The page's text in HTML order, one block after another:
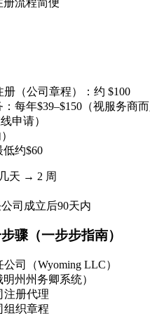
流程简便
（公司章程）：约 $100
每年$39–$150（视服务商
申请）
约$60
天 → 2 周
司成立后90天内
骤（一步步指南）
司（Wyoming LLC）
州州务卿系统）
注册代理
组织章程